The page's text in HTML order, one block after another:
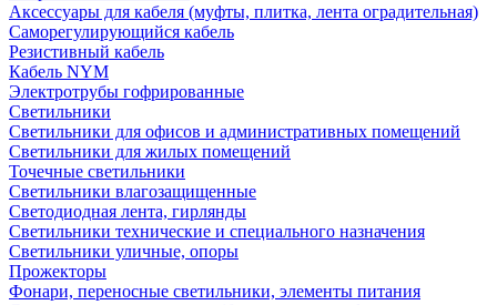
Аксессуары для кабеля (муфты, плитка, лента оградительная)
Саморегулирующийся кабель
Резистивный кабель
Кабель NYM
Электротрубы гофрированные
Светильники
Светильники для офисов и административных помещений
Светильники для жилых помещений
Точечные светильники
Светильники влагозащищенные
Светодиодная лента, гирлянды
Светильники технические и специального назначения
Светильники уличные, опоры
Прожекторы
Фонари, переносные светильники, элементы питания